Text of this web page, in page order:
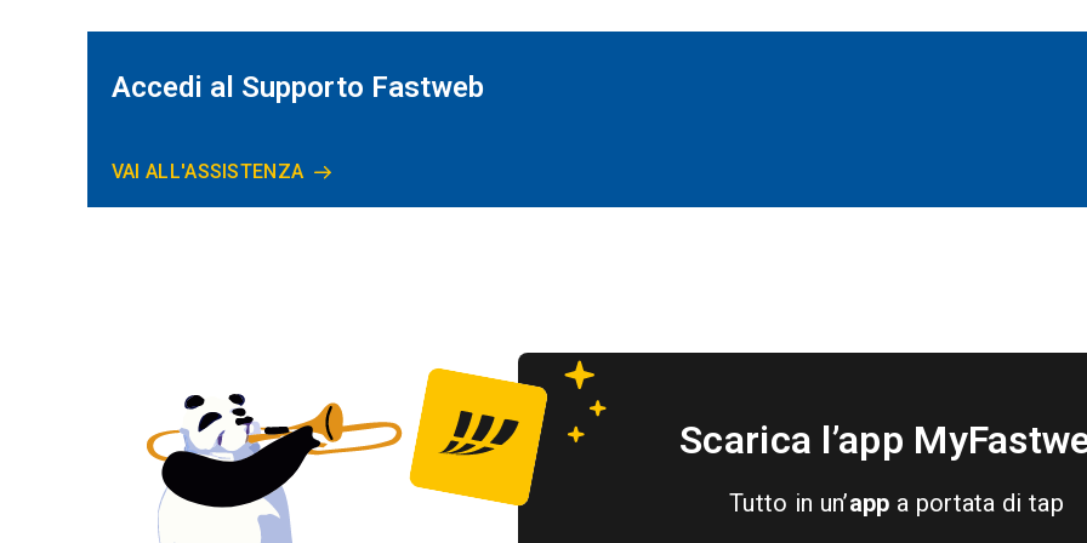
Accedi al Supporto Fastweb
VAI ALL'ASSISTENZA
Scarica l’app
Tutto in un’app a portata di tap